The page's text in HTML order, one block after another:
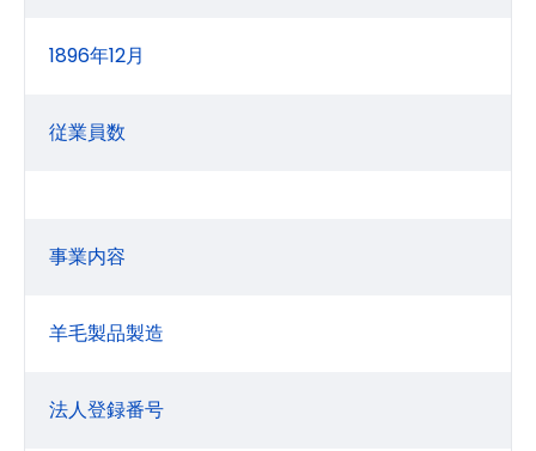
1896年12月
従業員数
事業内容
羊毛製品製造
法人登録番号